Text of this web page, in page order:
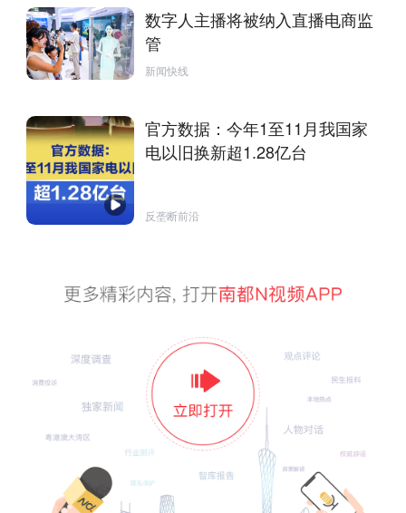
数字人主播将被纳入直播电商监
管
新闻快线
官方数据：今年1至11月我国家
电以旧换新超1.28亿台
反垄断前沿